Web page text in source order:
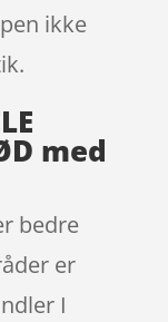
ikke
med
bedre
er
I